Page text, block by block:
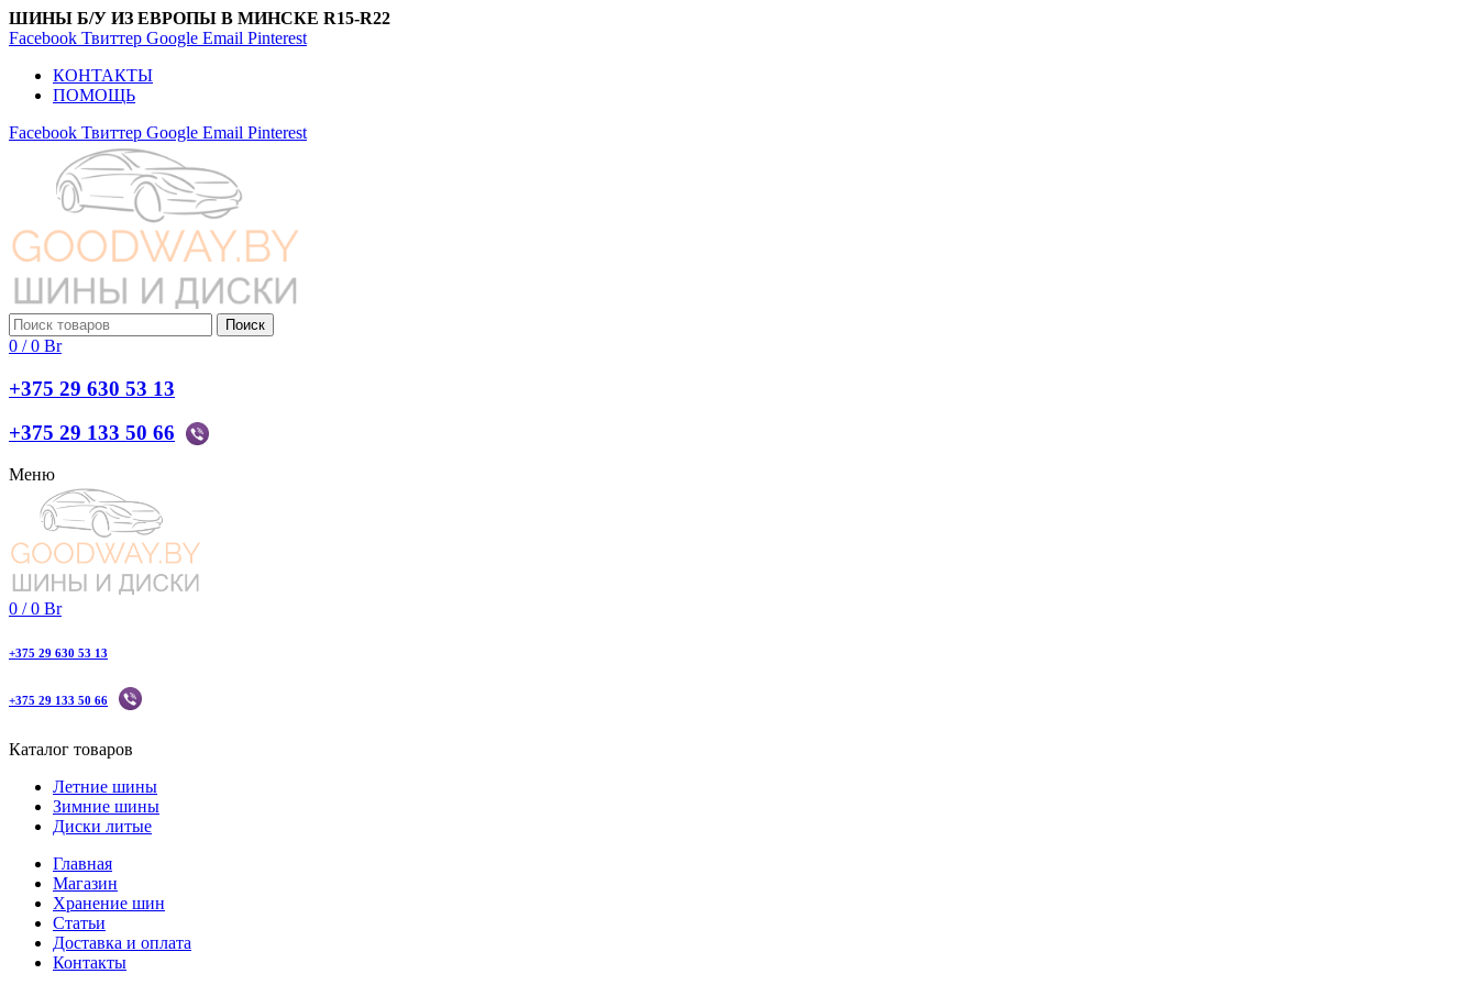
ШИНЫ Б/У ИЗ ЕВРОПЫ В МИНСКЕ R15-R22
Facebook Твиттер Google Email Pinterest
КОНТАКТЫ
ПОМОЩЬ
Facebook Твиттер Google Email Pinterest
Поиск
0 / 0 Br
+375 29 630 53 13
+375 29 133 50 66
Меню
0 / 0 Br
+375 29 630 53 13
+375 29 133 50 66
Каталог товаров
Летние шины
Зимние шины
Диски литые
Главная
Магазин
Хранение шин
Статьи
Доставка и оплата
Контакты